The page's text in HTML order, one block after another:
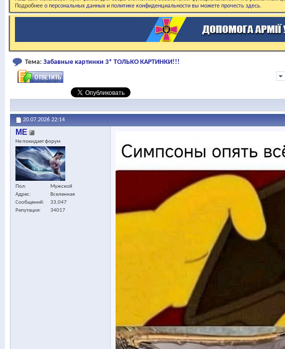
Подробнее о персональных данных и политике конфиденциальности вы можете прочесть здесь.
Тема: Забавные картинки 3* ТОЛЬКО КАРТИНКИ!!!
20.07.2026 22:14
МЕ
Не покидает форум
Пол
Мужской
Адрес
Вселенная
Сообщений
33,047
Репутация
34017